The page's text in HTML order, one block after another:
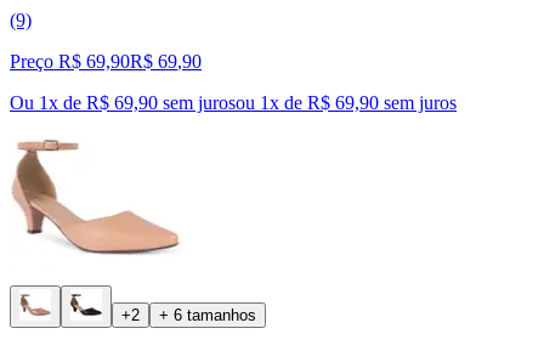
(9)
Preço R$ 69,90R$ 69,90
Ou 1x de R$ 69,90 sem jurosou 1x de R$ 69,90 sem juros
+2 + 6 tamanhos